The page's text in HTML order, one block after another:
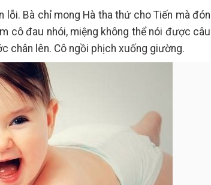
Bà chỉ mong Hà tha thứ cho Tiến mà đón
cô đau nhói, miệng không thể nói được câu
chân lên. Cô ngồi phịch xuống giường.